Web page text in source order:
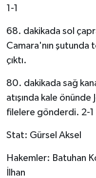
1-1
68. dakikada sol
Camara'nın şutunda
çıktı.
80. dakikada sağ
atışında kale
filelere gönderdi. 2-1
Stat: Gürsel Aksel
Hakemler: Batuhan
İlhan
MAGAZİN
Otomobil
POLİTİKA
Sağlık